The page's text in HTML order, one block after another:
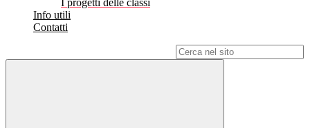
I progetti delle classi
Info utili
Contatti